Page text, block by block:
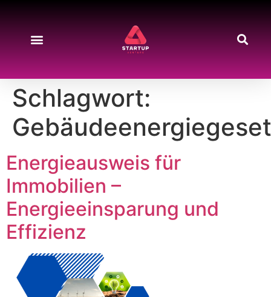
Schlagwort:
Energieausweis für
Immobilien –
Energieeinsparung und
Effizienz